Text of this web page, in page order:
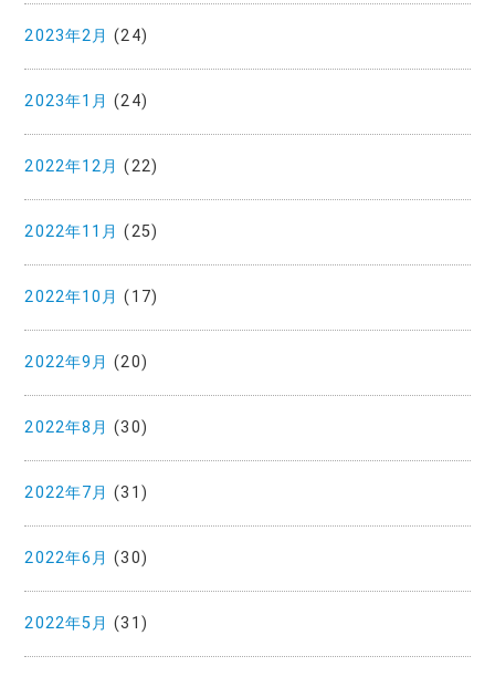
2023年2月 (24)
2023年1月 (24)
2022年12月 (22)
2022年11月 (25)
2022年10月 (17)
2022年9月 (20)
2022年8月 (30)
2022年7月 (31)
2022年6月 (30)
2022年5月 (31)